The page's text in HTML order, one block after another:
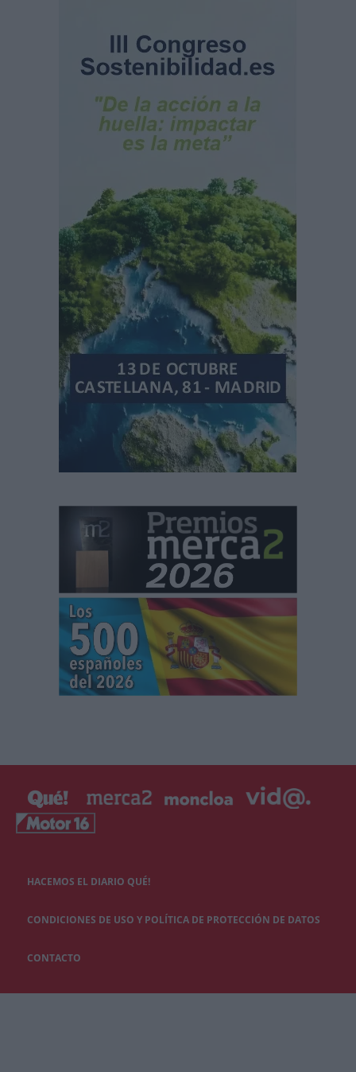
HACEMOS EL DIARIO QUÉ!
CONDICIONES DE USO Y POLÍTICA DE PROTECCIÓN DE DATOS
CONTACTO